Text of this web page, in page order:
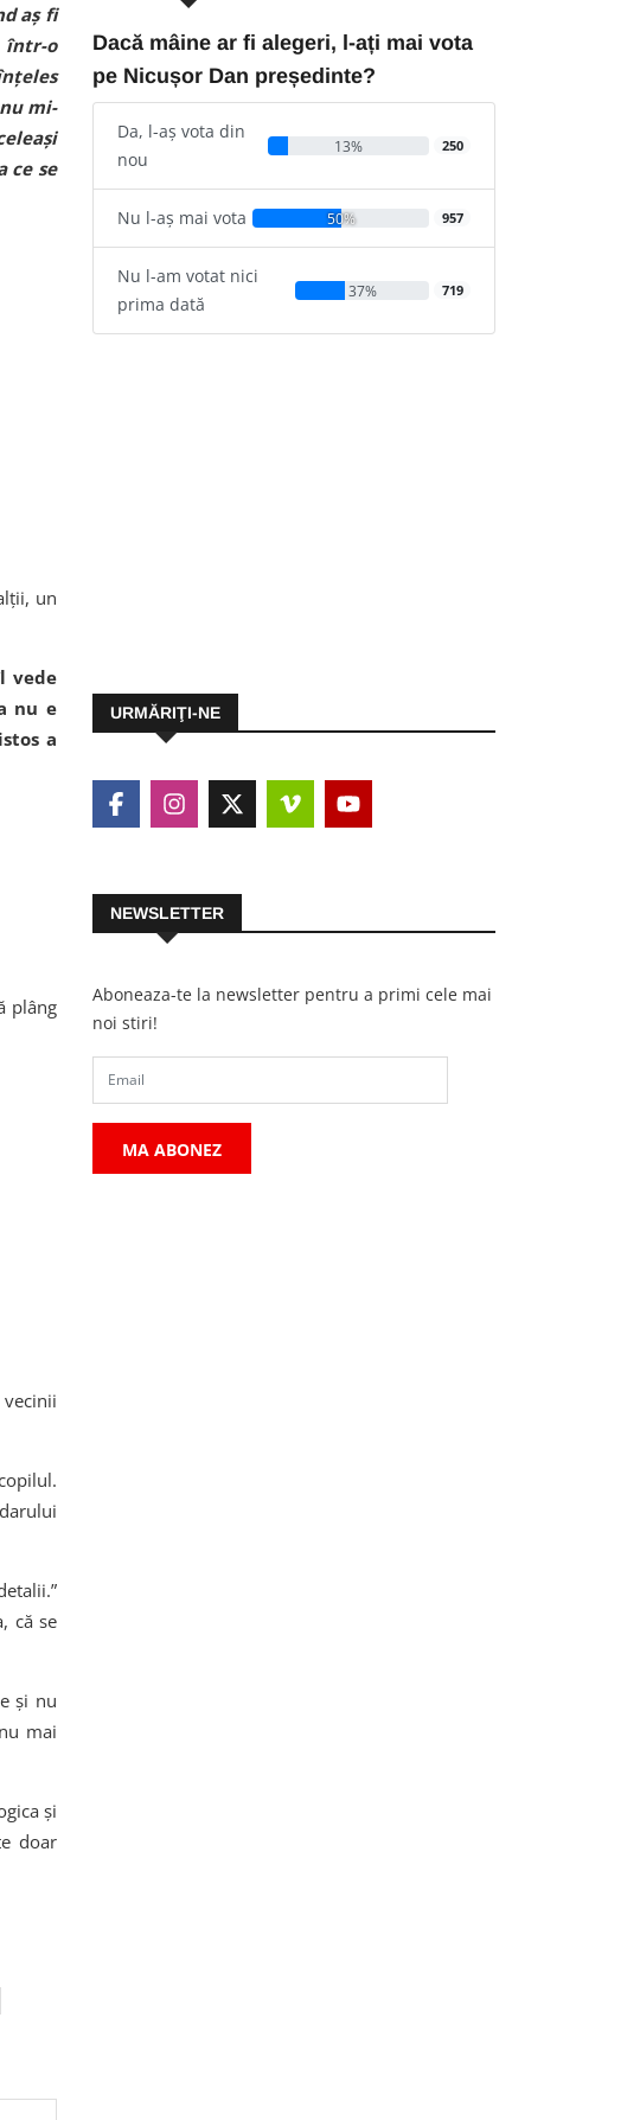
aș fi
într-o
mi-
ce se
un
vede
nu e
a
plâng
că se
și nu
mai
și
doar
Dacă mâine ar fi alegeri, l-ați mai vota
pe Nicușor Dan președinte?
Da, l-aș vota din
nou
13% 250
Nu l-aș mai vota 50% 957
Nu l-am votat nici
prima dată
37% 719
URMĂRIŢI-NE
NEWSLETTER
Aboneaza-te la newsletter pentru a primi cele mai
noi stiri!
MA ABONEZ